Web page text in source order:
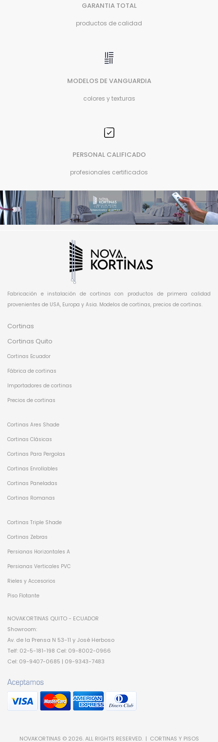
GARANTIA TOTAL
productos de calidad
MODELOS DE VANGUARDIA
colores y texturas
PERSONAL CALIFICADO
profesionales certificados
Fabricación e instalación de cortinas con productos de primera calidad
provenientes de USA, Europa y Asia. Modelos de cortinas, precios de cortinas.
Cortinas
Cortinas Quito
Cortinas Ecuador
Fábrica de cortinas
Importadores de cortinas
Precios de cortinas
Cortinas Ares Shade
Cortinas Clásicas
Cortinas Para Pergolas
Cortinas Enrollables
Cortinas Paneladas
Cortinas Romanas
Cortinas Triple Shade
Cortinas Zebras
Persianas Horizontales A
Persianas Verticales PVC
Rieles y Accesorios
Piso Flotante
NOVAKORTINAS QUITO - ECUADOR
Showroom:
Av. de la Prensa N 53-11 y José Herboso
Telf: 02-5-181-198 Cel: 09-8002-0966
Cel: 09-9407-0685 | 09-9343-7483
NOVAKORTINAS © 2026. ALL RIGHTS RESERVED. | CORTINAS Y PISOS